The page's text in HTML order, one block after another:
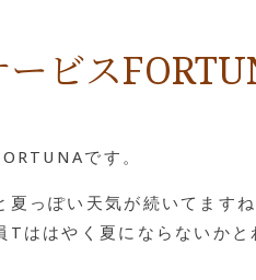
ビス
です。
っぽい天気が続いてます
ははやく夏にならないかと